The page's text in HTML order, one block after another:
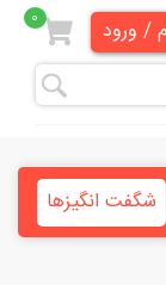
/ ورود 0
شگفت انگیزها